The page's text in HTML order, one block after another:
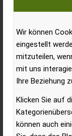
Wir können
eingestellt
mitzuteilen,
mit uns
Ihre Beziehung
Klicken Sie auf
können auch
Mauch ist
Wels. Wie
unser
präsentieren
Menge
T7035 und
t bis 4,2 t